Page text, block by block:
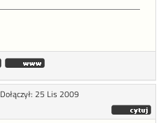
Dołączył: 25 Lis 2009